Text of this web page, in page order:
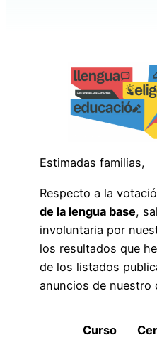
Estimadas familias,
Respecto a la
de la lengua base,
involuntaria por
los resultados que
de los listados
anuncios de nuestro
Curso